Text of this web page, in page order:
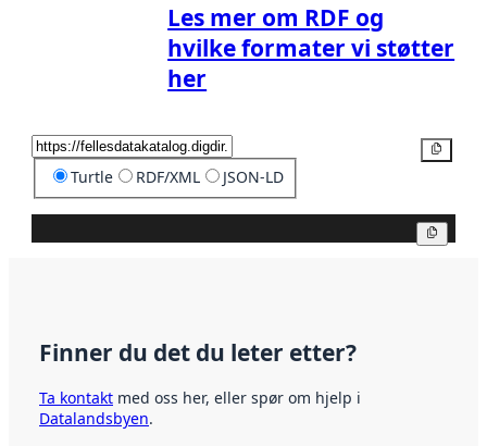
Les mer om RDF og
hvilke formater vi støtter
her
Turtle RDF/XML JSON-LD
Finner du det du leter etter?
Ta kontakt med oss her, eller spør om hjelp i
Datalandsbyen.